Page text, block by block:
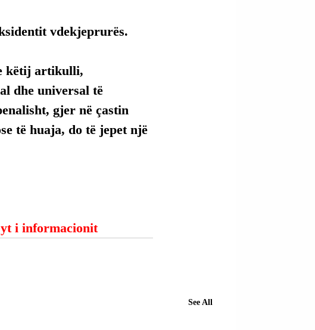
vdekjeprurës.
këtij artikulli,
dhe universal të
gjer në çastin
të huaja, do të jepet një
i informacionit
See All